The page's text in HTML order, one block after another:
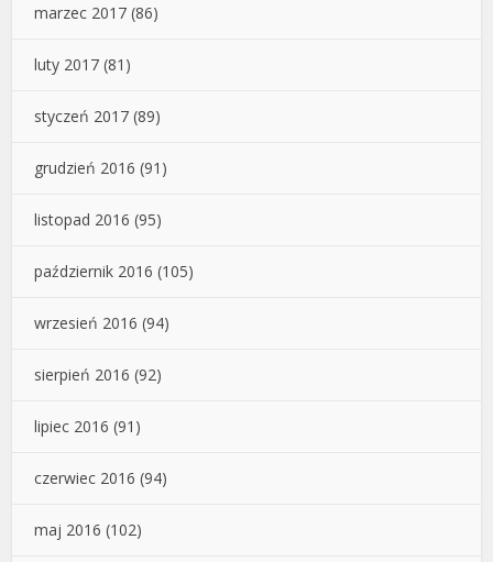
marzec 2017 (86)
luty 2017 (81)
styczeń 2017 (89)
grudzień 2016 (91)
listopad 2016 (95)
październik 2016 (105)
wrzesień 2016 (94)
sierpień 2016 (92)
lipiec 2016 (91)
czerwiec 2016 (94)
maj 2016 (102)